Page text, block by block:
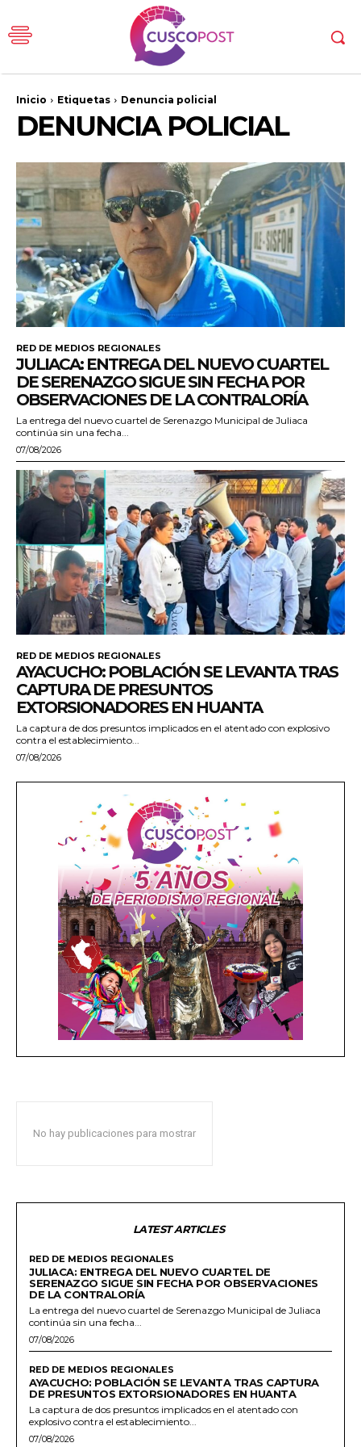
Inicio Etiquetas Denuncia policial
DENUNCIA POLICIAL
RED DE MEDIOS REGIONALES
JULIACA: ENTREGA DEL NUEVO CUARTEL
DE SERENAZGO SIGUE SIN FECHA POR
OBSERVACIONES DE LA CONTRALORÍA
La entrega del nuevo cuartel de Serenazgo Municipal de Juliaca
continúa sin una fecha...
07/08/2026
RED DE MEDIOS REGIONALES
AYACUCHO: POBLACIÓN SE LEVANTA TRAS
CAPTURA DE PRESUNTOS
EXTORSIONADORES EN HUANTA
La captura de dos presuntos implicados en el atentado con explosivo
contra el establecimiento...
07/08/2026
No hay publicaciones para mostrar
LATEST ARTICLES
RED DE MEDIOS REGIONALES
JULIACA: ENTREGA DEL NUEVO CUARTEL DE
SERENAZGO SIGUE SIN FECHA POR OBSERVACIONES
DE LA CONTRALORÍA
La entrega del nuevo cuartel de Serenazgo Municipal de Juliaca
continúa sin una fecha...
07/08/2026
RED DE MEDIOS REGIONALES
AYACUCHO: POBLACIÓN SE LEVANTA TRAS CAPTURA
DE PRESUNTOS EXTORSIONADORES EN HUANTA
La captura de dos presuntos implicados en el atentado con
explosivo contra el establecimiento...
07/08/2026